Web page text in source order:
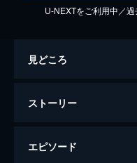
U-NEXTをご利用中／
見どころ
ストーリー
エピソード